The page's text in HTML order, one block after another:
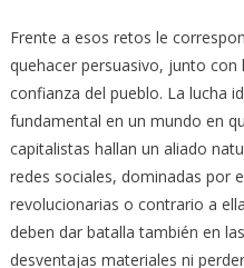
Frente a esos retos le
quehacer persuasivo, junto con
confianza del pueblo. La lucha
fundamental en un mundo en
capitalistas hallan un aliado
redes sociales, dominadas por
revolucionarias o contrario a
deben dar batalla también en
desventajas materiales ni